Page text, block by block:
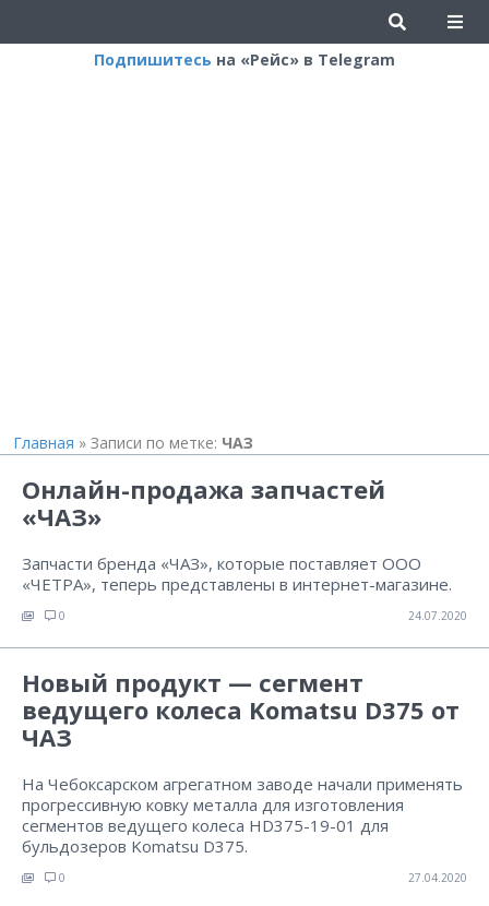
Подпишитесь на «Рейс» в Telegram
Главная » Записи по метке: ЧАЗ
Онлайн-продажа запчастей
«ЧАЗ»
Запчасти бренда «ЧАЗ», которые поставляет ООО
«ЧЕТРА», теперь представлены в интернет-магазине.
0 24.07.2020
Новый продукт — сегмент
ведущего колеса Komatsu D375 от
ЧАЗ
На Чебоксарском агрегатном заводе начали применять
прогрессивную ковку металла для изготовления
сегментов ведущего колеса HD375-19-01 для
бульдозеров Komatsu D375.
0 27.04.2020